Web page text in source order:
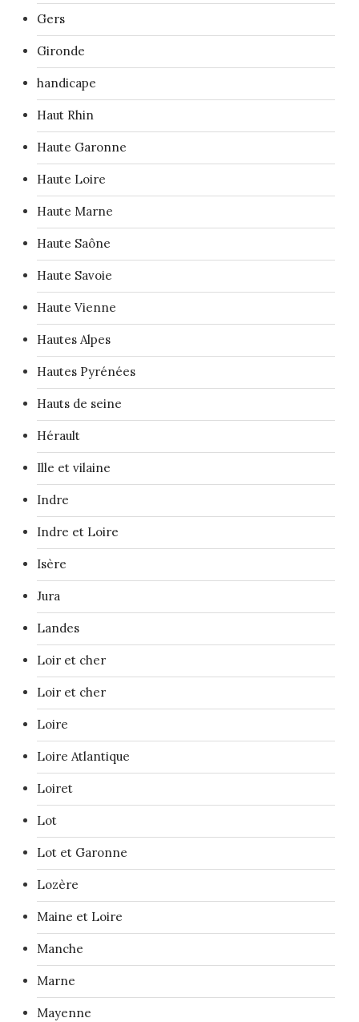
Gers
Gironde
handicape
Haut Rhin
Haute Garonne
Haute Loire
Haute Marne
Haute Saône
Haute Savoie
Haute Vienne
Hautes Alpes
Hautes Pyrénées
Hauts de seine
Hérault
Ille et vilaine
Indre
Indre et Loire
Isère
Jura
Landes
Loir et cher
Loir et cher
Loire
Loire Atlantique
Loiret
Lot
Lot et Garonne
Lozère
Maine et Loire
Manche
Marne
Mayenne